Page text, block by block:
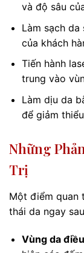
và độ sâu
Làm sạch
của khách
Tiến hành
trung vào
Làm dịu da
để giảm
Những
Trị
Một điểm quan
thái da ngay
Vùng da